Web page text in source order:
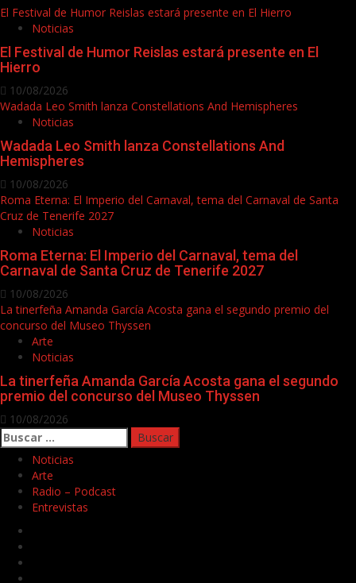
El Festival de Humor Reislas estará presente en El Hierro
Noticias
El Festival de Humor Reislas estará presente en El
Hierro
10/08/2026
Wadada Leo Smith lanza Constellations And Hemispheres
Noticias
Wadada Leo Smith lanza Constellations And
Hemispheres
10/08/2026
Roma Eterna: El Imperio del Carnaval, tema del Carnaval de Santa
Cruz de Tenerife 2027
Noticias
Roma Eterna: El Imperio del Carnaval, tema del
Carnaval de Santa Cruz de Tenerife 2027
10/08/2026
La tinerfeña Amanda García Acosta gana el segundo premio del
concurso del Museo Thyssen
Arte
Noticias
La tinerfeña Amanda García Acosta gana el segundo
premio del concurso del Museo Thyssen
10/08/2026
Buscar:
Noticias
Arte
Radio – Podcast
Entrevistas